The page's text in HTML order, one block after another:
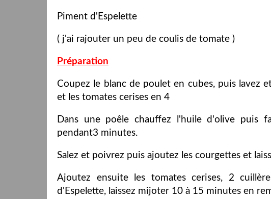
Piment d'Espelette
( j'ai rajouter un peu de coulis de tomate )
Préparation
Coupez le blanc de poulet en cubes, puis lavez
et les tomates cerises en 4
Dans une poêle chauffez l'huile d'olive puis
pendant3 minutes.
Salez et poivrez puis ajoutez les courgettes et
Ajoutez ensuite les tomates cerises, 2
d'Espelette, laissez mijoter 10 à 15 minutes en